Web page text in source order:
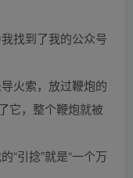
找到了我的公众号
火索，放过鞭炮的
它，整个鞭炮就被
“引捻”就是“一个万